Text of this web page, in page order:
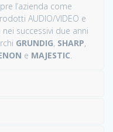
l’azienda come
AUDIO/VIDEO e
successivi due anni
GRUNDIG, SHARP,
e MAJESTIC.